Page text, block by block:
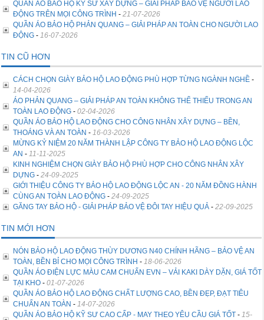
QUẦN ÁO BẢO HỘ KỸ SƯ XÂY DỰNG – GIẢI PHÁP BẢO VỆ NGƯỜI LAO
ĐỘNG TRÊN MỌI CÔNG TRÌNH - 21-07-2026
QUẦN ÁO BẢO HỘ PHẢN QUANG – GIẢI PHÁP AN TOÀN CHO NGƯỜI LAO
ĐỘNG - 16-07-2026
TIN CŨ HƠN
CÁCH CHỌN GIÀY BẢO HỘ LAO ĐỘNG PHÙ HỢP TỪNG NGÀNH NGHỀ -
14-04-2026
ÁO PHẢN QUANG – GIẢI PHÁP AN TOÀN KHÔNG THỂ THIẾU TRONG AN
TOÀN LAO ĐỘNG - 02-04-2026
QUẦN ÁO BẢO HỘ LAO ĐỘNG CHO CÔNG NHÂN XÂY DỰNG – BỀN,
THOÁNG VÀ AN TOÀN - 16-03-2026
MỪNG KỶ NIỆM 20 NĂM THÀNH LẬP CÔNG TY BẢO HỘ LAO ĐỘNG LỘC
AN - 11-11-2025
KINH NGHIỆM CHỌN GIÀY BẢO HỘ PHÙ HỢP CHO CÔNG NHÂN XÂY
DỰNG - 24-09-2025
GIỚI THIỆU CÔNG TY BẢO HỘ LAO ĐỘNG LỘC AN - 20 NĂM ĐỒNG HÀNH
CÙNG AN TOÀN LAO ĐỘNG - 24-09-2025
GĂNG TAY BẢO HỘ - GIẢI PHÁP BẢO VỆ ĐÔI TAY HIỆU QUẢ - 22-09-2025
TIN MỚI HƠN
NÓN BẢO HỘ LAO ĐỘNG THÙY DƯƠNG N40 CHÍNH HÃNG – BẢO VỆ AN
TOÀN, BỀN BỈ CHO MỌI CÔNG TRÌNH - 18-06-2026
QUẦN ÁO ĐIỆN LỰC MÀU CAM CHUẨN EVN – VẢI KAKI DÀY DẶN, GIÁ TỐT
TẠI KHO - 01-07-2026
QUẦN ÁO BẢO HỘ LAO ĐỘNG CHẤT LƯỢNG CAO, BỀN ĐẸP, ĐẠT TIÊU
CHUẨN AN TOÀN - 14-07-2026
QUẦN ÁO BẢO HỘ KỸ SƯ CAO CẤP - MAY THEO YÊU CẦU GIÁ TỐT - 15-